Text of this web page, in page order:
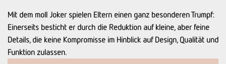
Mit dem moll Joker spielen Eltern einen ganz besonderen Trumpf:
Einerseits besticht er durch die Reduktion auf kleine, aber feine
Details, die keine Kompromisse im Hin­blick auf Design, Qualität und
Funktion zulassen.